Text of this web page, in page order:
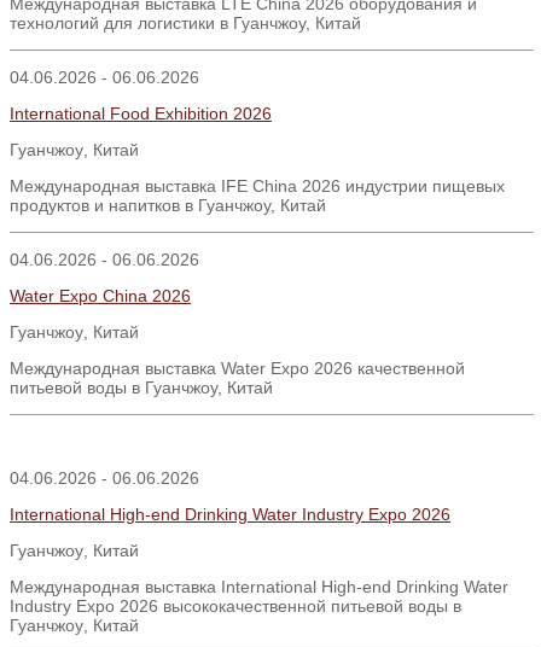
технологий для логистики в Гуанчжоу, Китай
04.06.2026 - 06.06.2026
International Food Exhibition 2026
Гуанчжоу Китай
Международная выставка IFE China 2026 индустрии пищевых
продуктов и напитков в Гуанчжоу, Китай
04.06.2026 - 06.06.2026
Water Expo China 2026
Гуанчжоу Китай
Международная выставка Water Expo 2026 качественной
питьевой воды в Гуанчжоу, Китай
04.06.2026 - 06.06.2026
International High-end Drinking Water Industry Expo 2026
Гуанчжоу Китай
Международная выставка International High-end Drinking Water
Industry Expo 2026 высококачественной питьевой воды в
Гуанчжоу Китай